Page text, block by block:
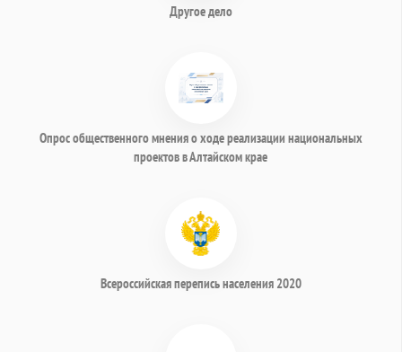
Другое дело
Опрос общественного мнения о ходе реализации национальных
проектов в Алтайском крае
Всероссийская перепись населения 2020